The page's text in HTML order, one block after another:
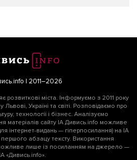
| 2011–2026
розвиткові міста. Інформуємо з 2011 року
Україні та світі. Розповідаємо про
технології і бізнес. Аналізуємо
матеріалів сайту ІА Дивись.info можливе
інтернет-видань — гіперпосилання) на ІА
абзацу тексту. Використання
можливе лише із посиланням на джерело —
ІА «Дивись.info».